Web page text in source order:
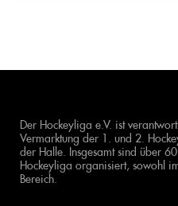
Der Hockeyliga e.V. ist
Vermarktung der 1. und 2.
der Halle. Insgesamt sind über
Hockeyliga organisiert, sowohl
Bereich.